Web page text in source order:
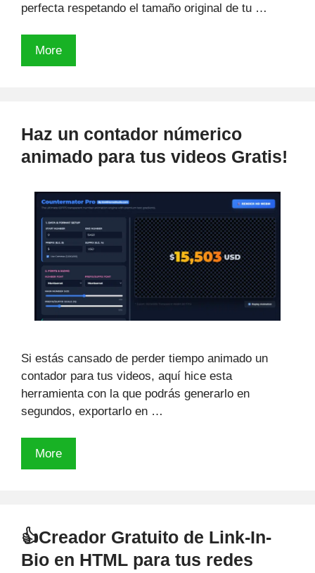
perfecta respetando el tamaño original de tu …
MoreGenerador
de
Krita
Gratuito
Haz un contador númerico
animado para tus videos Gratis!
Si estás cansado de perder tiempo animado un
contador para tus videos, aquí hice esta
herramienta con la que podrás generarlo en
segundos, exportarlo en …
MoreHaz
un
para
tus
👍Creador Gratuito de Link-In-
Bio en HTML para tus redes